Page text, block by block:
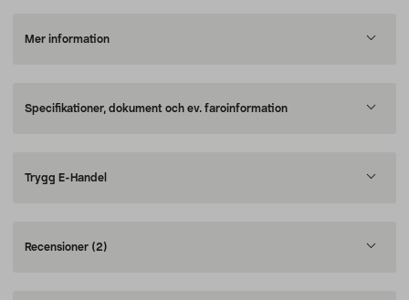
Mer information
Specifikationer, dokument och ev. faroinformation
Trygg E-Handel
Recensioner (2)